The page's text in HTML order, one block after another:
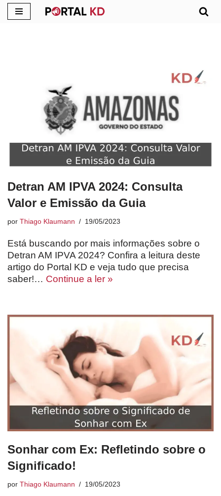
Detran AM IPVA 2024: Consulta
Valor e Emissão da Guia
por Thiago Klaumann 19/05/2023
Está buscando por mais informações sobre o
Detran AM IPVA 2024? Confira a leitura deste
artigo do Portal KD e veja tudo que precisa
saber!… Continue a ler »
Sonhar com Ex: Refletindo sobre o
Significado!
por Thiago Klaumann 19/05/2023